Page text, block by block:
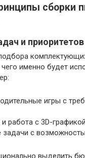
сборки
и приоритетов
именно будет
игры с
работа с 3D-графикой
с
выделить